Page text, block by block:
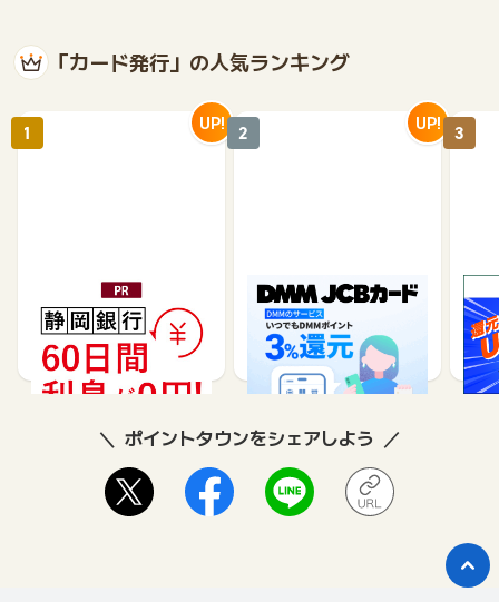
「カード発行」の人気ランキング
静岡銀行カードローンSE
LECA（セレカ）
26,250 35,000
1 UP!
DMM JCBカード（発
券）
3,000 5,500
2 UP!
※合
※【
シ
3
ポイントタウンをシェアしよう